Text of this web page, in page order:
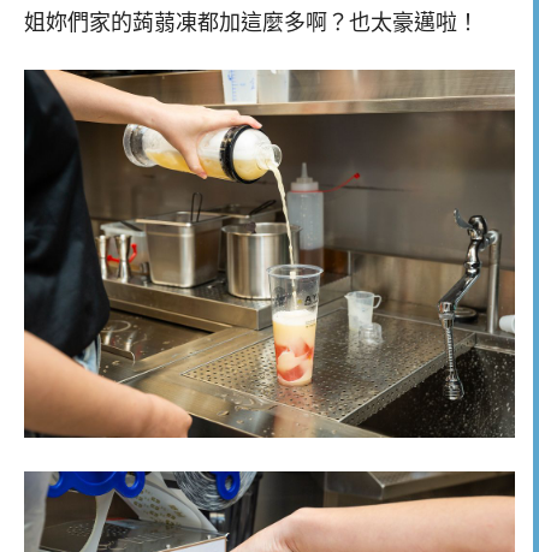
姐妳們家的蒟蒻凍都加這麼多啊？也太豪邁啦！